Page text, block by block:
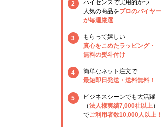
2
ハイセンスで実用的かつ
人気の商品をプロのバイヤー
が毎週厳選
3
もらって嬉しい
真心をこめたラッピング・
無料の熨斗付け
4
簡単なネット注文で
最短即日発送・送料無料！
5
ビジネスシーンでも大活躍
（法人様実績7,000社以上）
でご利用者数10,000人以上！